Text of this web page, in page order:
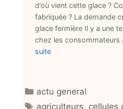
d’où vient cette glace ?
fabriquée ? La demande
glace fermière Il y a une
chez les consommateurs
suite
Catégories
actu general
Étiquettes
agriculteurs, cellules